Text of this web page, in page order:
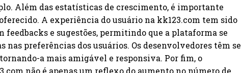
Além das estatísticas de crescimento, é importante
A experiência do usuário na kk123.com tem sido
e sugestões, permitindo que a plataforma se
nas preferências dos usuários. Os desenvolvedores têm se
a mais amigável e responsiva. Por fim, o
não é apenas um reflexo do aumento no número de